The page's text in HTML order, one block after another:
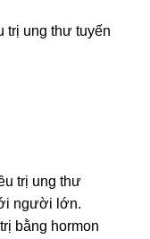
trị ung thư tuyến
trị ung thư
người lớn.
bằng hormon